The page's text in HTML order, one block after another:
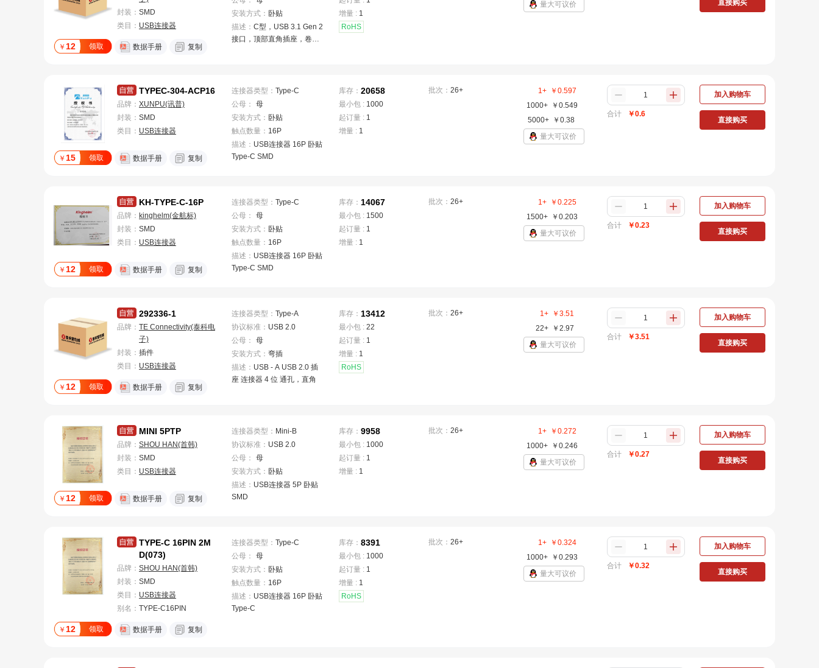
封装： SMD
类目： USB连接器
￥ 12 领取 数据手册 复制
安装方式： 卧贴
描述： C型，USB 3.1 Gen 2
接口，顶部直角插座，卷盘
3.1 Type-C，USB连接器
增量 : 1
RoHS
量大可议价
直接购买
TYPEC-304-ACP16
品牌： XUNPU(讯普)
封装： SMD
类目： USB连接器
￥ 15 领取 数据手册 复制
连接器类型 ： Type-C
公母：
母
安装方式： 卧贴
触点数量： 16P
描述： USB连接器 16P 卧贴
Type-C SMD
库存：20658
最小包 : 1000
起订量 : 1
增量 : 1
批次： 26+ 1+ ￥0.597
1000+
￥ 0.549
5000+
￥ 0.38
量大可议价
合计 ￥0.6
加入购物车
直接购买
KH-TYPE-C-16P
品牌： kinghelm(金航标)
封装： SMD
类目： USB连接器
￥ 12 领取 数据手册 复制
连接器类型 ： Type-C
公母：
母
安装方式： 卧贴
触点数量： 16P
描述： USB连接器 16P 卧贴
Type-C SMD
库存： 14067
最小包 : 1500
起订量 : 1
增量 : 1
批次： 26+ 1+ ￥0.225
1500+
￥ 0.203
量大可议价
合计 ￥0.23
加入购物车
直接购买
292336-1
品牌： TE Connectivity(泰科电
子)
封装： 插件
类目： USB连接器
￥ 12 领取 数据手册 复制
连接器类型 ： Type-A
协议标准： USB 2.0
公母：
母
安装方式： 弯插
描述： USB - A USB 2.0 插
座 连接器 4 位 通孔，直角
库存： 13412
最小包 :22
起订量 : 1
增量 : 1
RoHS
批次： 26+ 1+ ￥ 3.51
22+
￥2.97
量大可议价
合计 ￥3.51
加入购物车
直接购买
MINI 5PTP
品牌： SHOU HAN(首韩)
封装： SMD
类目： USB连接器
￥ 12 领取 数据手册 复制
连接器类型 ： Mini-B
协议标准： USB 2.0
公母：
母
安装方式： 卧贴
描述： USB连接器 5P 卧贴
SMD
库存：9958
最小包 : 1000
起订量 : 1
增量 : 1
批次： 26+ 1+ ￥0.272
1000+
￥ 0.246
量大可议价
合计 ￥0.27
加入购物车
直接购买
TYPE-C 16PIN 2M
D(073)
品牌： SHOU HAN(首韩)
封装： SMD
类目： USB连接器
别名： TYPE-C16PIN
￥ 12 领取 数据手册 复制
连接器类型 ： Type-C
公母：
母
安装方式： 卧贴
触点数量： 16P
描述： USB连接器 16P 卧贴
Type-C
库存：8391
最小包 : 1000
起订量 : 1
增量 : 1
RoHS
批次： 26+ 1+ ￥0.324
1000+
￥ 0.293
量大可议价
合计 ￥0.32
加入购物车
直接购买